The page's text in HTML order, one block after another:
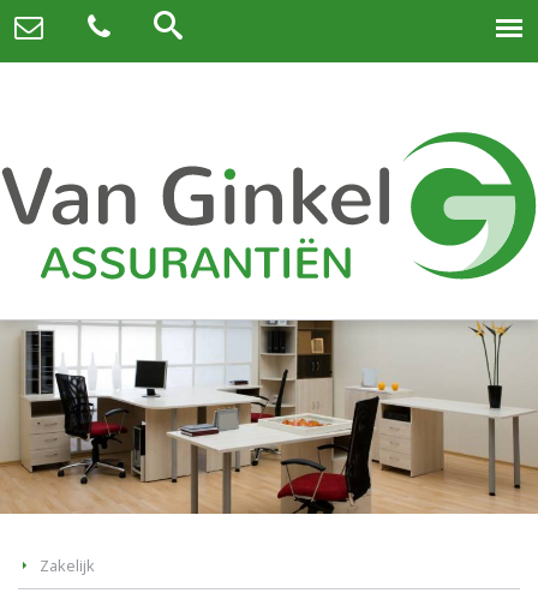
Zakelijk